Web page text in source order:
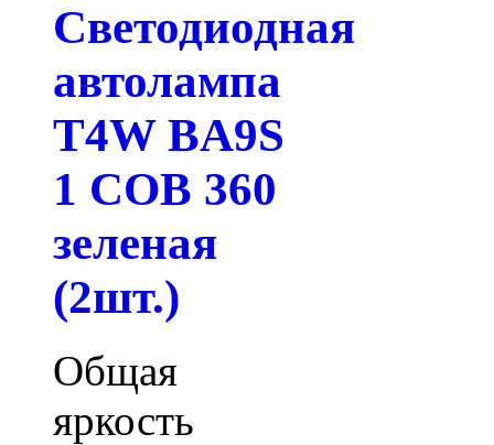
Светодиодная
автолампа
T4W BA9S
1 COB 360
зеленая
(2шт.)
Общая
яркость